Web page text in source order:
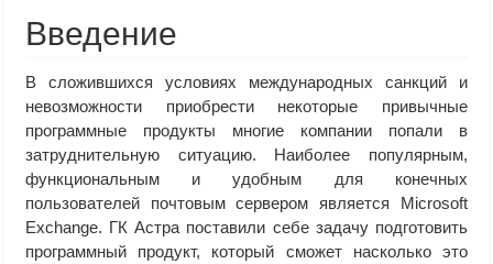
Введение
В сложившихся условиях международных санкций и
невозможности приобрести некоторые привычные
программные продукты многие компании попали в
затруднительную ситуацию. Наиболее популярным,
функциональным и удобным для конечных
пользователей почтовым сервером является Microsoft
Exchange. ГК Астра поставили себе задачу подготовить
программный продукт, который сможет насколько это